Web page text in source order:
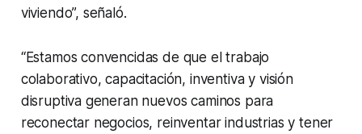
viviendo”, señaló.
“Estamos convencidas de que el trabajo
colaborativo, capacitación, inventiva y visión
disruptiva generan nuevos caminos para
reconectar negocios, reinventar industrias y tener